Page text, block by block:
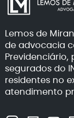
Lemos de
de advocacia
Previdenciário,
segurados do
residentes no
atendimento